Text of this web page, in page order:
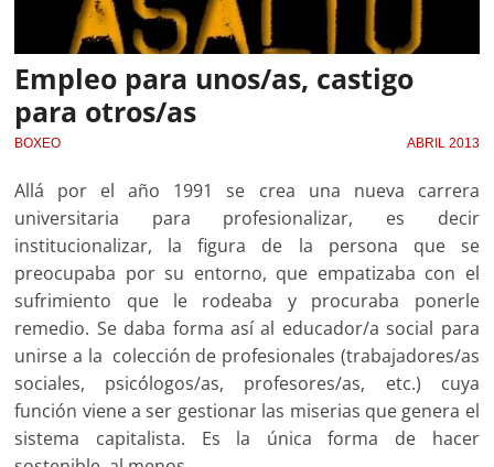
Empleo para unos/as, castigo
para otros/as
BOXEO ABRIL 2013
Allá por el año 1991 se crea una nueva carrera
universitaria para profesionalizar, es decir
institucionalizar, la figura de la persona que se
preocupaba por su entorno, que empatizaba con el
sufrimiento que le rodeaba y procuraba ponerle
remedio. Se daba forma así al educador/a social para
unirse a la colección de profesionales (trabajadores/as
sociales, psicólogos/as, profesores/as, etc.) cuya
función viene a ser gestionar las miserias que genera el
sistema capitalista. Es la única forma de hacer